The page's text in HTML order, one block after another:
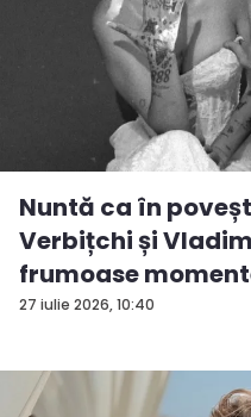
27 iulie 2026, 10:40
Nuntă ca în
Verbițchi și
frumoase